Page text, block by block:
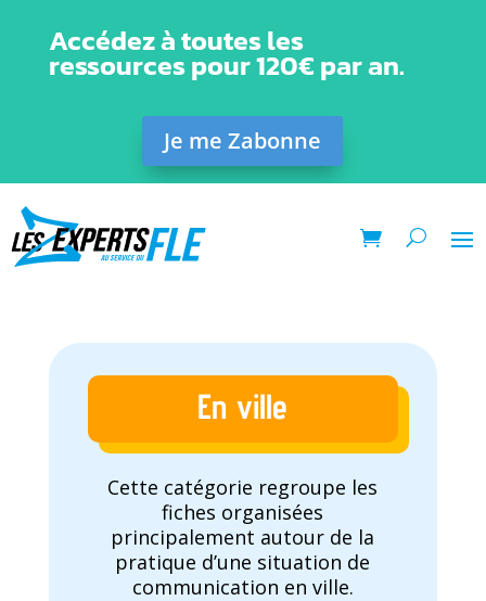
Accédez à toutes les
ressources pour 120€ par an.
Je me Zabonne
En ville
Cette catégorie regroupe les
fiches organisées
principalement autour de la
pratique d’une situation de
communication en ville.